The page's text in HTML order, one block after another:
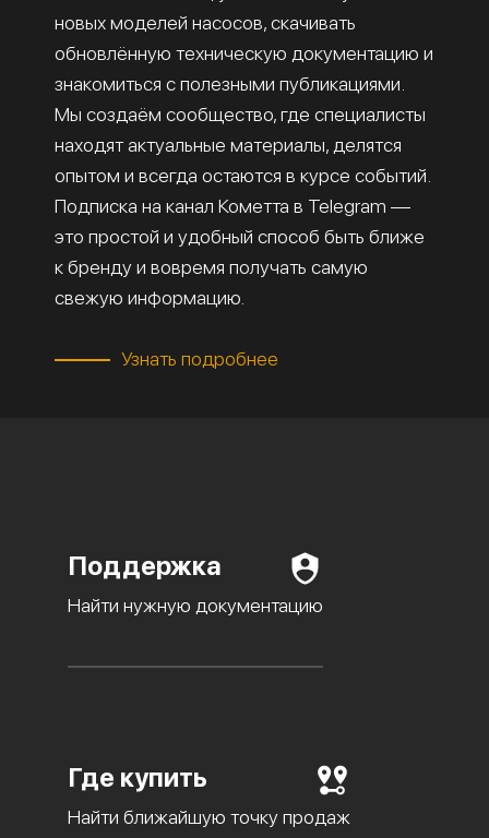
новых моделей насосов, скачивать
обновлённую техническую документацию и
знакомиться с полезными публикациями.
Мы создаём сообщество, где специалисты
находят актуальные материалы, делятся
опытом и всегда остаются в курсе событий.
Подписка на канал Кометта в Telegram —
это простой и удобный способ быть ближе
к бренду и вовремя получать самую
свежую информацию.
Узнать подробнее
Поддержка
Найти нужную документацию
Где купить
Найти ближайшую точку продаж